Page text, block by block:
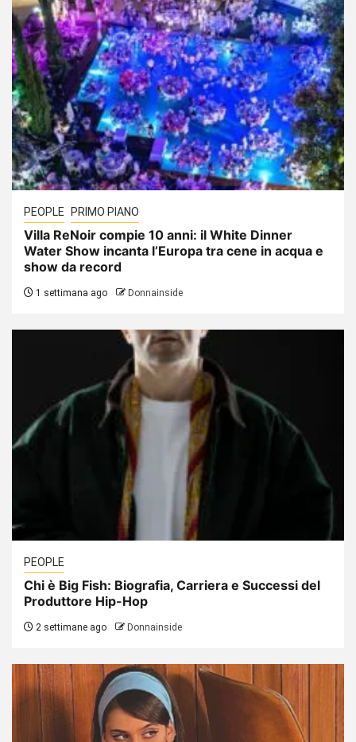
PEOPLE PRIMO PIANO
Villa ReNoir compie 10 anni: il White Dinner
Water Show incanta l’Europa tra cene in acqua e
show da record
1 settimana ago Donnainside
PEOPLE
Chi è Big Fish: Biografia, Carriera e Successi del
Produttore Hip-Hop
2 settimane ago Donnainside